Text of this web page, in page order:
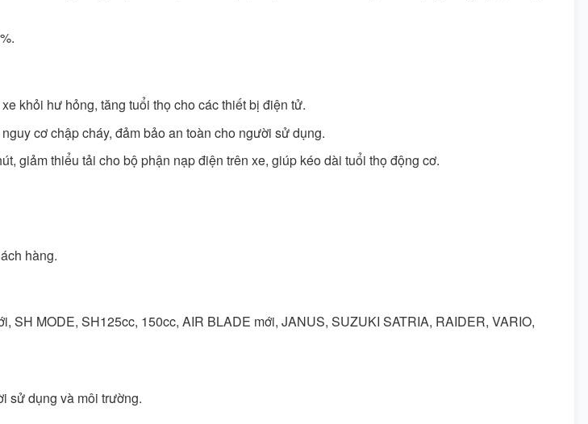
khỏi hư hỏng, tăng tuổi thọ cho các thiết bị điện tử.
cơ chập cháy, đảm bảo an toàn cho người sử dụng.
giảm thiểu tải cho bộ phận nạp điện trên xe, giúp kéo dài tuổi thọ động cơ.
hàng.
SH MODE, SH125cc, 150cc, AIR BLADE mới, JANUS, SUZUKI SATRIA, RAIDER, VARIO,
sử dụng và môi trường.